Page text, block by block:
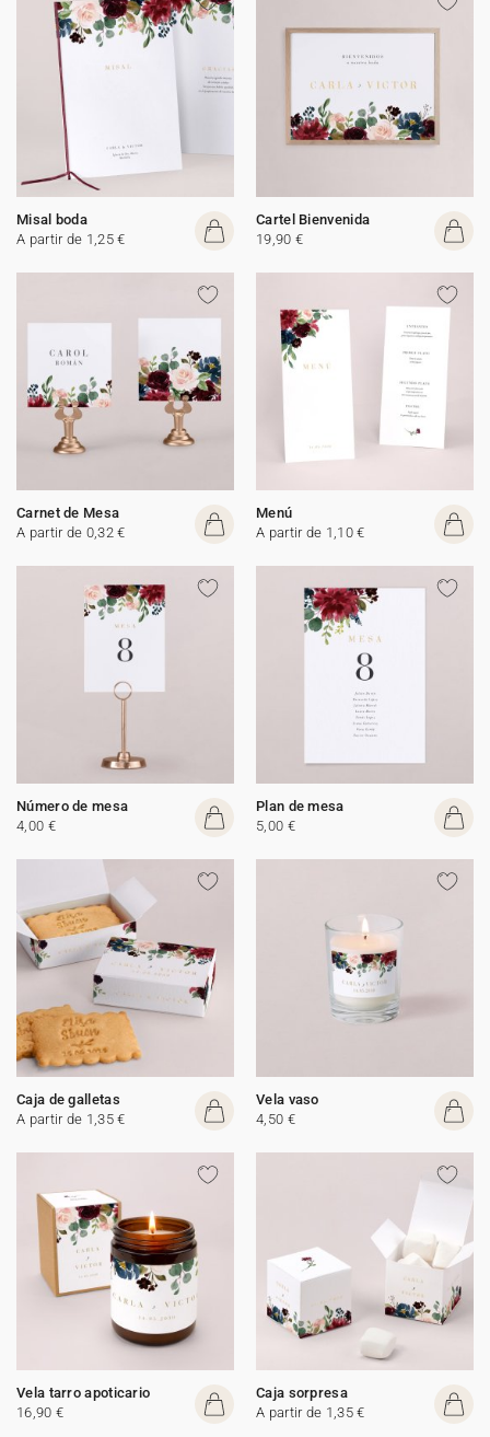
Misal boda
A partir de 1,25 €
Cartel Bienvenida
19,90 €
Carnet de Mesa
A partir de 0,32 €
Menú
A partir de 1,10 €
Número de mesa
4,00 €
Plan de mesa
5,00 €
Caja de galletas
A partir de 1,35 €
Vela vaso
4,50 €
Vela tarro apoticario
16,90 €
Caja sorpresa
A partir de 1,35 €